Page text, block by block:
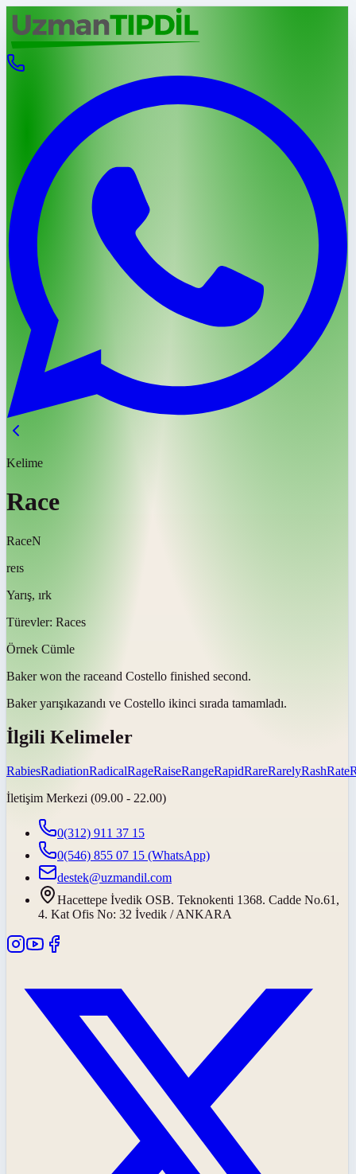
Kelime
Race
RaceN
reɪs
Yarış, ırk
Türevler: Races
Örnek Cümle
Baker won the raceand Costello finished second.
Baker yarışıkazandı ve Costello ikinci sırada tamamladı.
İlgili Kelimeler
RabiesRadiationRadicalRageRaiseRangeRapidRareRarelyRashRate
İletişim Merkezi (09.00 - 22.00)
0(312) 911 37 15
0(546) 855 07 15 (WhatsApp)
destek@uzmandil.com
Hacettepe İvedik OSB. Teknokenti 1368. Cadde No.61,
4. Kat Ofis No: 32 İvedik / ANKARA